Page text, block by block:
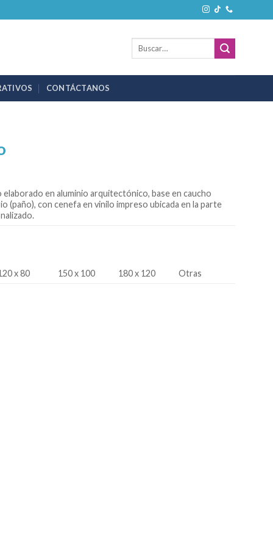
Buscar
CONTÁCTANOS
en aluminio arquitectónico, base en caucho
(paño), con cenefa en vinilo impreso ubicada en la parte
x 80 150 x 100 180 x 120 Otras